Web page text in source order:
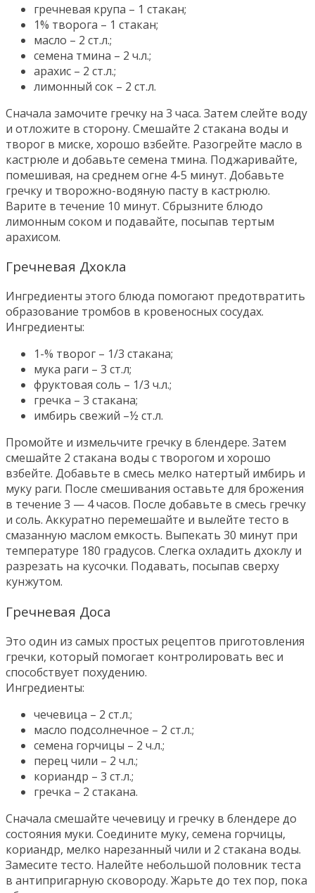
гречневая крупа – 1 стакан;
1% творога – 1 стакан;
масло – 2 ст.л.;
семена тмина – 2 ч.л.;
арахис – 2 ст.л.;
лимонный сок – 2 ст.л.
Сначала замочите гречку на 3 часа. Затем слейте воду
и отложите в сторону. Смешайте 2 стакана воды и
творог в миске, хорошо взбейте. Разогрейте масло в
кастрюле и добавьте семена тмина. Поджаривайте,
помешивая, на среднем огне 4-5 минут. Добавьте
гречку и творожно-водяную пасту в кастрюлю.
Варите в течение 10 минут. Сбрызните блюдо
лимонным соком и подавайте, посыпав тертым
арахисом.
Гречневая Дхокла
Ингредиенты этого блюда помогают предотвратить
образование тромбов в кровеносных сосудах.
Ингредиенты:
1-% творог – 1/3 стакана;
мука раги – 3 ст.л;
фруктовая соль – 1/3 ч.л.;
гречка – 3 стакана;
имбирь свежий –½ ст.л.
Промойте и измельчите гречку в блендере. Затем
смешайте 2 стакана воды с творогом и хорошо
взбейте. Добавьте в смесь мелко натертый имбирь и
муку раги. После смешивания оставьте для брожения
в течение 3 — 4 часов. После добавьте в смесь гречку
и соль. Аккуратно перемешайте и вылейте тесто в
смазанную маслом емкость. Выпекать 30 минут при
температуре 180 градусов. Слегка охладить дхоклу и
разрезать на кусочки. Подавать, посыпав сверху
кунжутом.
Гречневая Доса
Это один из самых простых рецептов приготовления
гречки, который помогает контролировать вес и
способствует похудению.
Ингредиенты:
чечевица – 2 ст.л.;
масло подсолнечное – 2 ст.л.;
семена горчицы – 2 ч.л.;
перец чили – 2 ч.л.;
кориандр – 3 ст.л.;
гречка – 2 стакана.
Сначала смешайте чечевицу и гречку в блендере до
состояния муки. Соедините муку, семена горчицы,
кориандр, мелко нарезанный чили и 2 стакана воды.
Замесите тесто. Налейте небольшой половник теста
в антипригарную сковороду. Жарьте до тех пор, пока